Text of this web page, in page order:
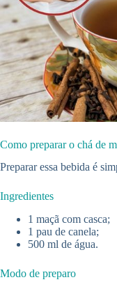
Como preparar o chá de
Preparar essa bebida é
Ingredientes
1 maçã com casca;
1 pau de canela;
500 ml de água.
Modo de preparo